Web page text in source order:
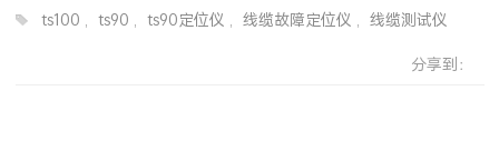
ts100 , ts90 , ts90定位仪 , 线缆故障定位仪 , 线缆测试仪
分享到：